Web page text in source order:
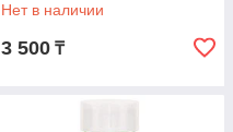
Нет в наличии
3 500 ₸